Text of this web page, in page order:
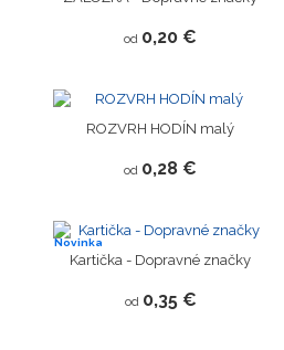
od 0,20 €
ROZVRH HODÍN malý
od 0,28 €
Novinka
Kartička - Dopravné značky
od 0,35 €